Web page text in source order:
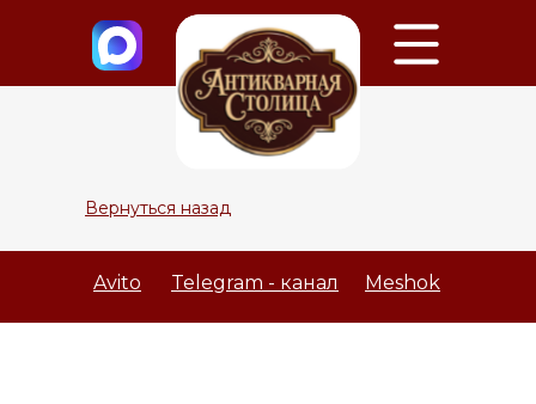
Вернуться назад
Meshok
Avito Telegram - канал